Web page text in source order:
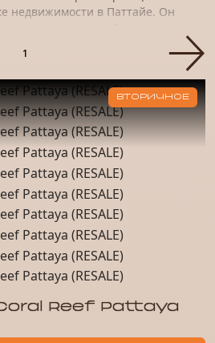
недвижимости в Паттайе. Он
1
ВТОРИЧНОЕ
Reef Pattaya